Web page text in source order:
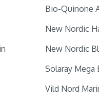
Bio-Quinone
New Nordic
New Nordic
Solaray Mega
Vild Nord